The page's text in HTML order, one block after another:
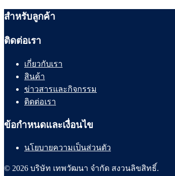
สำหรับลูกค้า
ติดต่อเรา
เกี่ยวกับเรา
สินค้า
ข่าวสารและกิจกรรม
ติดต่อเรา
ข้อกำหนดและเงื่อนไข
นโยบายความเป็นส่วนตัว
© 2026 บริษัท เทพวัฒนา จำกัด สงวนลิขสิทธิ์.